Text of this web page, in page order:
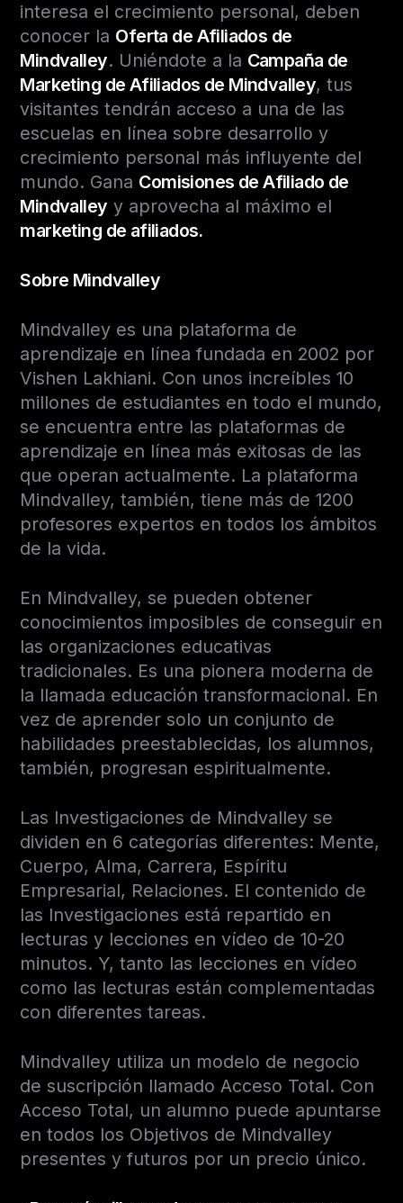
interesa el crecimiento personal, deben
conocer la Oferta de Afiliados de
Mindvalley. Uniéndote a la Campaña de
Marketing de Afiliados de Mindvalley, tus
visitantes tendrán acceso a una de las
escuelas en línea sobre desarrollo y
crecimiento personal más influyente del
mundo. Gana Comisiones de Afiliado de
Mindvalley y aprovecha al máximo el
marketing de afiliados.
Sobre Mindvalley
Mindvalley es una plataforma de
aprendizaje en línea fundada en 2002 por
Vishen Lakhiani. Con unos increíbles 10
millones de estudiantes en todo el mundo,
se encuentra entre las plataformas de
aprendizaje en línea más exitosas de las
que operan actualmente. La plataforma
Mindvalley, también, tiene más de 1200
profesores expertos en todos los ámbitos
de la vida.
En Mindvalley, se pueden obtener
conocimientos imposibles de conseguir en
las organizaciones educativas
tradicionales. Es una pionera moderna de
la llamada educación transformacional. En
vez de aprender solo un conjunto de
habilidades preestablecidas, los alumnos,
también, progresan espiritualmente.
Las Investigaciones de Mindvalley se
dividen en 6 categorías diferentes: Mente,
Cuerpo, Alma, Carrera, Espíritu
Empresarial, Relaciones. El contenido de
las Investigaciones está repartido en
lecturas y lecciones en vídeo de 10-20
minutos. Y, tanto las lecciones en vídeo
como las lecturas están complementadas
con diferentes tareas.
Mindvalley utiliza un modelo de negocio
de suscripción llamado Acceso Total. Con
Acceso Total, un alumno puede apuntarse
en todos los Objetivos de Mindvalley
presentes y futuros por un precio único.